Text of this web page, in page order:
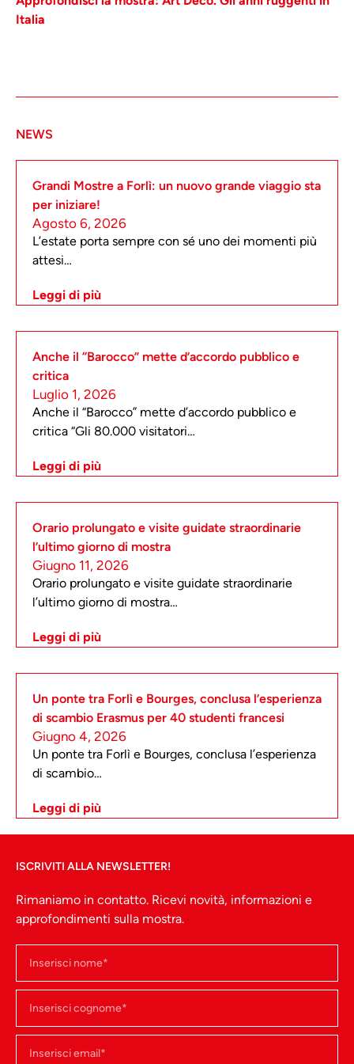
Italia
NEWS
Grandi Mostre a Forlì: un nuovo grande viaggio sta
per iniziare!
Agosto 6, 2026
L’estate porta sempre con sé uno dei momenti più
attesi…
Leggi di più
Anche il “Barocco” mette d’accordo pubblico e
critica
Luglio 1, 2026
Anche il “Barocco” mette d’accordo pubblico e
critica “Gli 80.000 visitatori…
Leggi di più
Orario prolungato e visite guidate straordinarie
l’ultimo giorno di mostra
Giugno 11, 2026
Orario prolungato e visite guidate straordinarie
l’ultimo giorno di mostra…
Leggi di più
Un ponte tra Forlì e Bourges, conclusa l’esperienza
di scambio Erasmus per 40 studenti francesi
Giugno 4, 2026
Un ponte tra Forlì e Bourges, conclusa l’esperienza
di scambio…
Leggi di più
ISCRIVITI ALLA NEWSLETTER!
Rimaniamo in contatto. Ricevi novità, informazioni e
approfondimenti sulla mostra.